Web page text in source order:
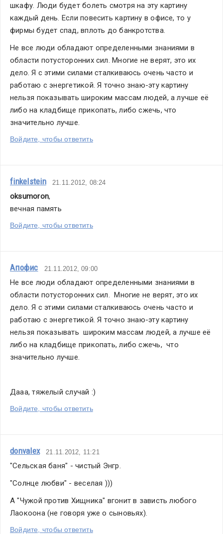
шкафу. Люди будет болеть смотря на эту картину
каждый день. Если повесить картину в офисе, то у
фирмы будет спад, вплоть до банкротства.
Не все люди обладают определенными знаниями в
области потусторонних сил. Многие не верят, это их
дело. Я с этими силами сталкиваюсь очень часто и
работаю с энергетикой. Я точно знаю-эту картину
нельзя показывать широким массам людей, а лучше её
либо на кладбище прикопать, либо сжечь, что
значительно лучше.
Войдите, чтобы ответить
finkelstein 21.11.2012, 08:24
oksumoron,
вечная память
Войдите, чтобы ответить
Апофис 21.11.2012, 09:00
Не все люди обладают определенными знаниями в
области потусторонних сил.  Многие не верят, это их
дело. Я с этими силами сталкиваюсь очень часто и
работаю с энергетикой. Я точно знаю-эту картину
нельзя показывать  широким массам людей, а лучше её
либо на кладбище прикопать, либо сжечь,  что
значительно лучше.
Дааа, тяжелый случай :)
Войдите, чтобы ответить
donvalex 21.11.2012, 11:21
"Сельская баня" - чистый Энгр.
"Солнце любви" - веселая )))
А "Чужой против Хищника" вгонит в зависть любого
Лаокоона (не говоря уже о сыновьях).
Войдите, чтобы ответить